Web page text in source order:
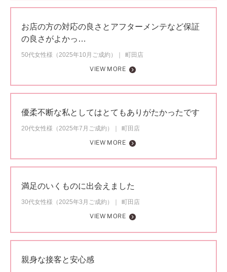
お店の方の対応の良さとアフターメンテなど保証
の良さがよかっ…
50代女性様（2025年10月ご成約）
町田店
VIEW MORE
優柔不断な私としてはとてもありがたかったです
20代女性様（2025年7月ご成約）
町田店
VIEW MORE
満足のいくものに出会えました
30代女性様（2025年3月ご成約）
町田店
VIEW MORE
親身な接客と安心感